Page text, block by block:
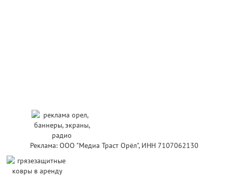
Реклама: ООО "Медиа Траст Орёл", ИНН 7107062130